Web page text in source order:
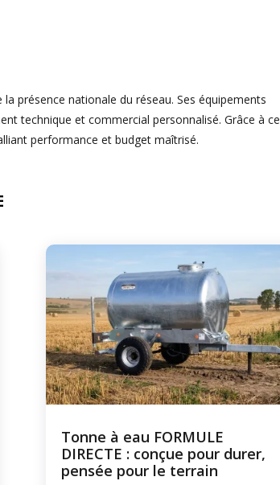
présence nationale du réseau. Ses équipements
technique et commercial personnalisé. Grâce à ce
performance et budget maîtrisé.
Tonne à eau FORMULE
DIRECTE : conçue pour durer,
pensée pour le terrain